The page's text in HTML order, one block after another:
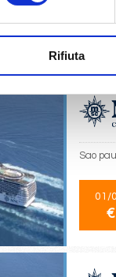
Rifiuta
02/
Sao
01/